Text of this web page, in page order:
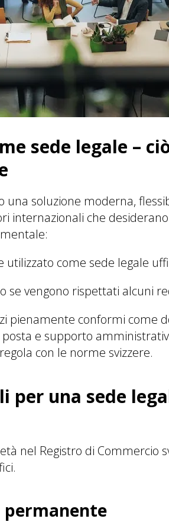
sede legale –
una soluzione moderna,
internazionali che
utilizzato come sede legale
se vengono rispettati alcuni
pienamente conformi come
e supporto
con le norme svizzere.
per una sede
nel Registro di Commercio
permanente